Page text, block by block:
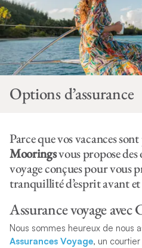
Options d’assurance
Parce que vos vacances
Mooringsvous propose des
voyage conçues pour vous
tranquillité d’esprit avant
Assurance voyage avec
Nous sommes heureux de nous
Assurances Voyage, un